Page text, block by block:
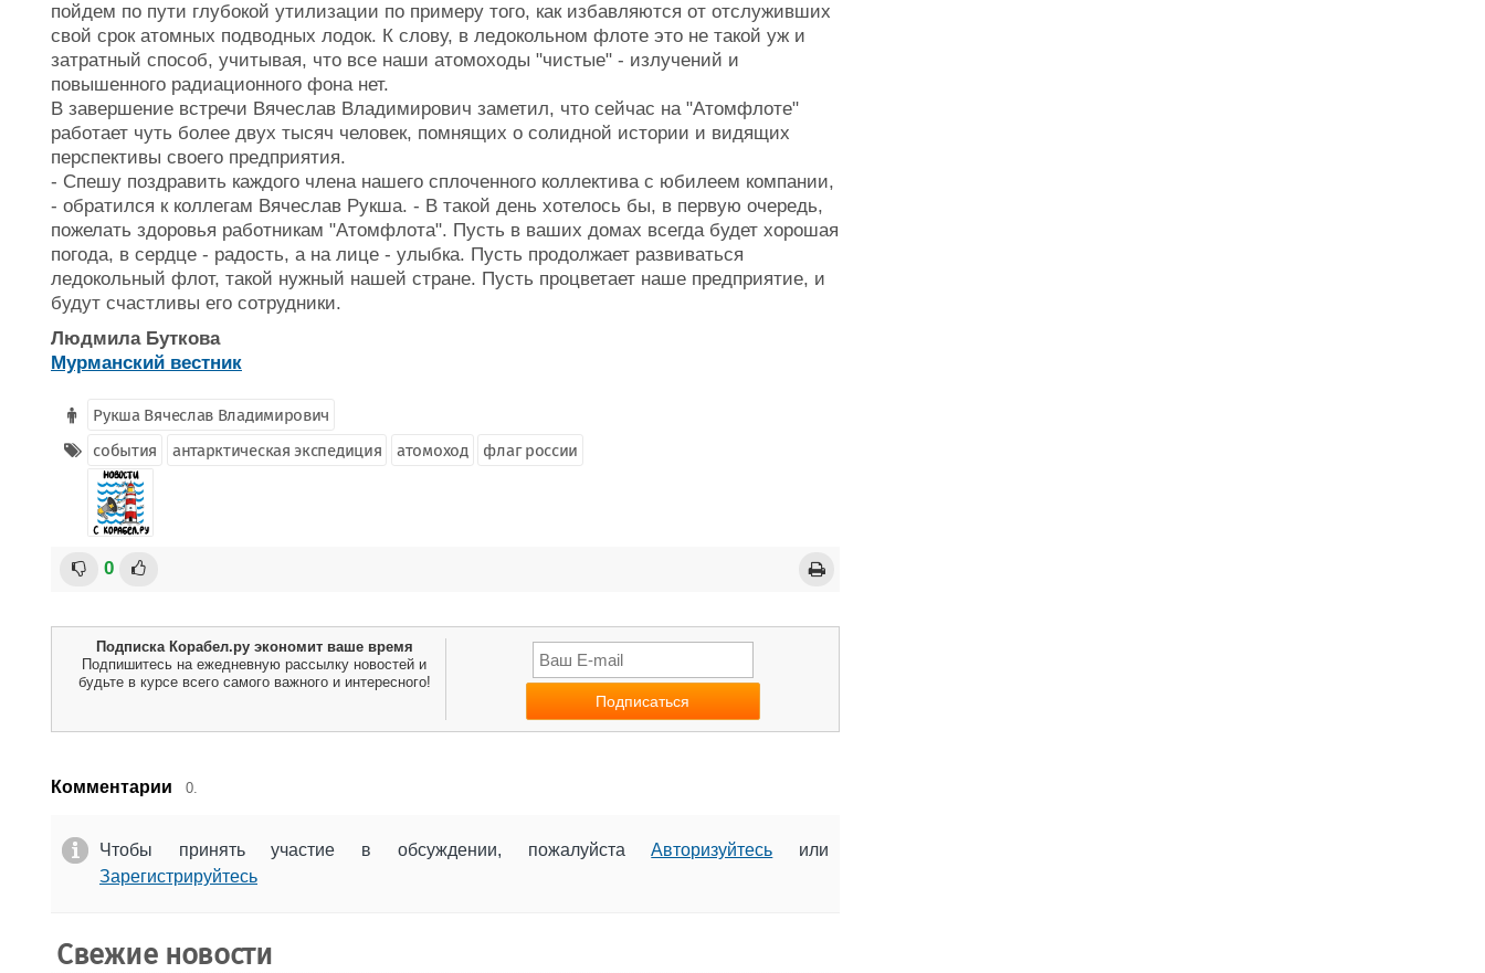
пойдем по пути глубокой утилизации по примеру того, как избавляются от отслуживших
свой срок атомных подводных лодок. К слову, в ледокольном флоте это не такой уж и
затратный способ, учитывая, что все наши атомоходы "чистые" - излучений и
повышенного радиационного фона нет.
В завершение встречи Вячеслав Владимирович заметил, что сейчас на "Атомфлоте"
работает чуть более двух тысяч человек, помнящих о солидной истории и видящих
перспективы своего предприятия.
- Спешу поздравить каждого члена нашего сплоченного коллектива с юбилеем компании,
- обратился к коллегам Вячеслав Рукша. - В такой день хотелось бы, в первую очередь,
пожелать здоровья работникам "Атомфлота". Пусть в ваших домах всегда будет хорошая
погода, в сердце - радость, а на лице - улыбка. Пусть продолжает развиваться
ледокольный флот, такой нужный нашей стране. Пусть процветает наше предприятие, и
будут счастливы его сотрудники.
Людмила Буткова
Мурманский вестник
Рукша Вячеслав Владимирович
события
антарктическая экспедиция атомоход флаг россии
0
Подписка Корабел.ру экономит ваше время
Подпишитесь на ежедневную рассылку новостей и
будьте в курсе всего самого важного и интересного!
Комментарии 0.
Чтобы принять участие в обсуждении, пожалуйстаАвторизуйтесь или
Зарегистрируйтесь
Свежие новости